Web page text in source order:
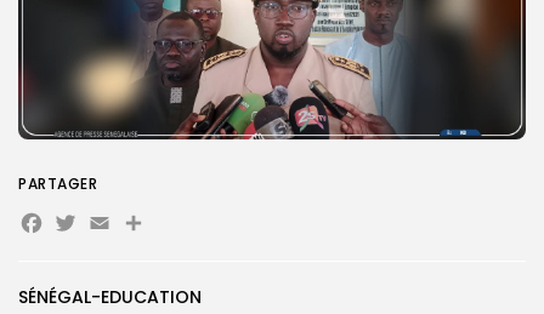
SÉNÉGAL-EDUCATION
PARTAGER
Facebook
Twitter
EmailPartager